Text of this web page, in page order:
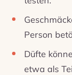
Person
Düfte
etwa als